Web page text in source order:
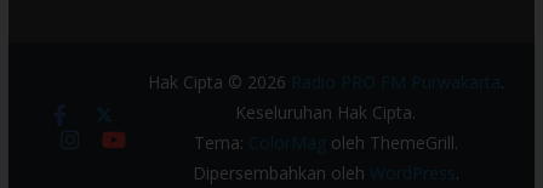
Hak Cipta © 2026 Radio PRO FM Purwakarta.
Keseluruhan Hak Cipta.
Tema: ColorMagoleh ThemeGrill.
Dipersembahkan oleh WordPress .